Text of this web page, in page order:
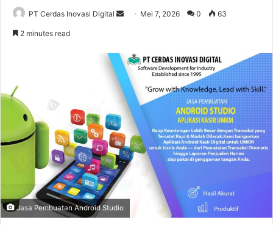
PT Cerdas Inovasi Digital
d
a
e
m
i
l
Mei 7, 2026 0 63
2 minutes read
Jasa Pembuatan Android Studio